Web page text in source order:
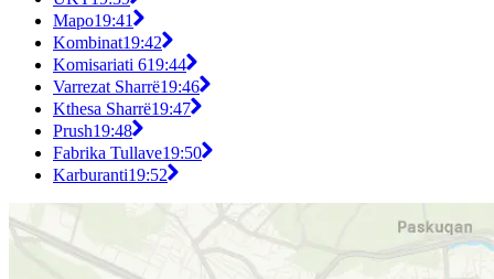
Mapo19:41
Kombinat19:42
Komisariati 619:44
Varrezat Sharrë19:46
Kthesa Sharrë19:47
Prush19:48
Fabrika Tullave19:50
Karburanti19:52